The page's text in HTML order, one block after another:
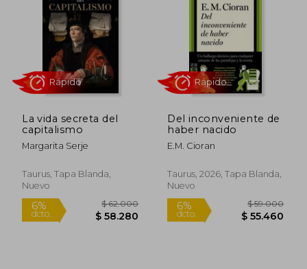
6%
dcto.
$ 52.000 6%
dcto.
$
La vida secreta del
capitalismo
Margarita Serje
Taurus, Tapa Blanda,
Nuevo
Del inconveniente de
haber nacido
E.M. Cioran
Taurus, 2026, Tapa Blanda,
Nuevo